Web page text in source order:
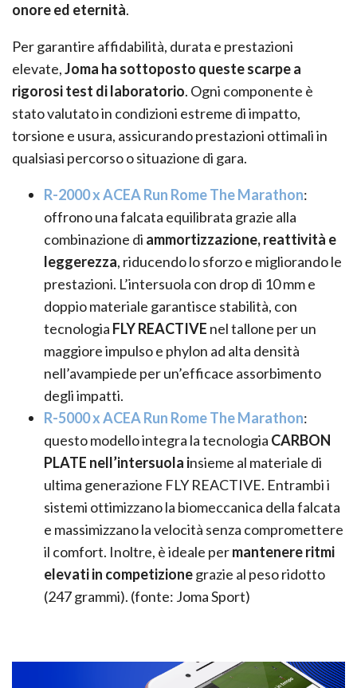
onore ed eternità.
Per garantire affidabilità, durata e prestazioni
elevate,Joma ha sottoposto queste scarpe a
rigorosi test di laboratorio. Ogni componente è
stato valutato in condizioni estreme di impatto,
torsione e usura, assicurando prestazioni ottimali in
qualsiasi percorso o situazione di gara.
R-2000 x ACEA Run Rome The Marathon:
offrono una falcata equilibrata grazie alla
combinazione di ammortizzazione, reattività e
leggerezza, riducendo lo sforzo e migliorando le
prestazioni. L’intersuola con drop di 10 mm e
doppio materiale garantisce stabilità, con
tecnologia FLY REACTIVE nel tallone per un
maggiore impulso e phylon ad alta densità
nell’avampiede per un’efficace assorbimento
degli impatti.
R-5000 x ACEA Run Rome The Marathon:
questo modello integra la tecnologia CARBON
PLATE nell’intersuola insieme al materiale di
ultima generazione FLY REACTIVE. Entrambi i
sistemi ottimizzano la biomeccanica della falcata
e massimizzano la velocità senza compromettere
il comfort. Inoltre, è ideale permantenere ritmi
elevati in competizionegrazie al peso ridotto
(247 grammi). (fonte: Joma Sport)